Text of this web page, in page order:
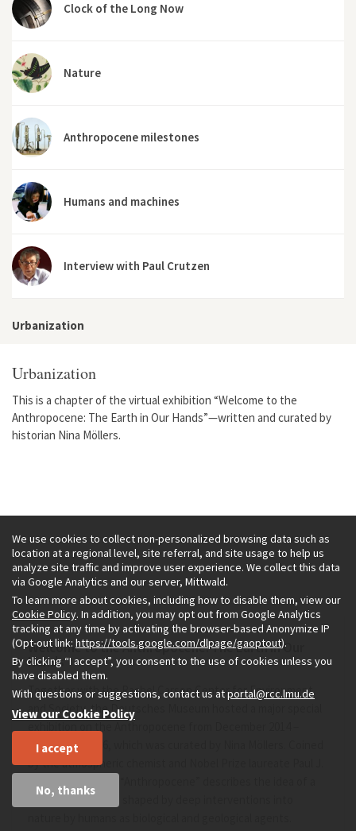
Clock of the Long Now
Nature
Anthropocene milestones
Humans and machines
Interview with Paul Crutzen
Urbanization
Urbanization
This is a chapter of the virtual exhibition “Welcome to the
Anthropocene: The Earth in Our Hands”—written and curated by
historian Nina Möllers.
Welcome to the Anthropocene: The Earth in Our
Hands
Together with the Rachel Carson Center for Environment
and Society, the Deutsches Museum hosted a major special
September 2016, which was curated by Nina Möllers. Coined
by the atmospheric chemist and Nobel Prize laureate Paul J.
new geological era shaped by deep interventions into
We use cookies to collect non-personalized browsing data such as
location at a regional level, site referral, and site usage to help us
analyze site traffic and improve user experience. We collect this data
via Google Analytics and our server, Mittwald.
To learn more about cookies, including how to disable them, view our
Cookie Policy. In addition, you may opt out from Google Analytics
tracking at any time by activating the browser-based Anonymize IP
(Opt-out link: https://tools.google.com/dlpage/gaoptout).
By clicking “I accept”, you consent to the use of cookies unless you
have disabled them.
With questions or suggestions, contact us atportal@rcc.lmu.de
View our Cookie Policy
I accept
No, thanks